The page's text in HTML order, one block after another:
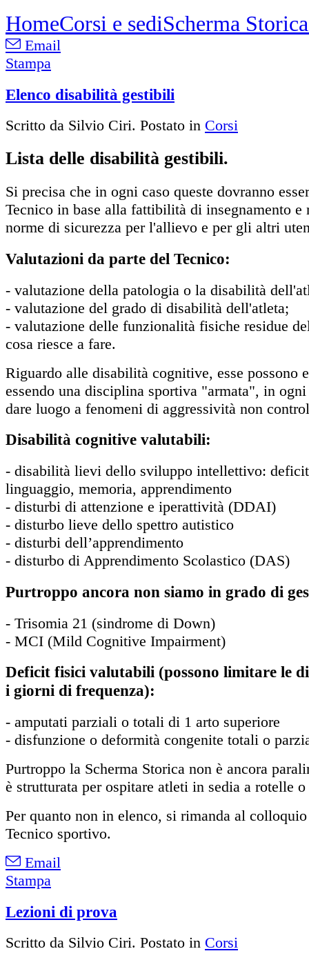
HomeCorsi e sediScherma
Email
Stampa
Elenco disabilità gestibili
Scritto da Silvio Ciri. Postato in Corsi
Lista delle disabilità gestibili.
Si precisa che in ogni caso queste dovranno
Tecnico in base alla fattibilità di insegnamento e
norme di sicurezza per l'allievo e per gli altri
Valutazioni da parte del Tecnico:
- valutazione della patologia o la disabilità
- valutazione del grado di disabilità dell'atleta;
- valutazione delle funzionalità fisiche residue
cosa riesce a fare.
Riguardo alle disabilità cognitive, esse possono
essendo una disciplina sportiva "armata", in ogni
dare luogo a fenomeni di aggressività non
Disabilità cognitive valutabili:
- disabilità lievi dello sviluppo intellettivo:
linguaggio, memoria, apprendimento
- disturbi di attenzione e iperattività (DDAI)
- disturbo lieve dello spettro autistico
- disturbi dell’apprendimento
- disturbo di Apprendimento Scolastico (DAS)
Purtroppo ancora non siamo in grado di
- Trisomia 21 (sindrome di Down)
- MCI (Mild Cognitive Impairment)
Deficit fisici valutabili (possono limitare le
i giorni di frequenza):
- amputati parziali o totali di 1 arto superiore
- disfunzione o deformità congenite totali o
Purtroppo la Scherma Storica non è ancora
è strutturata per ospitare atleti in sedia a rotelle
Per quanto non in elenco, si rimanda al
Tecnico sportivo.
Email
Stampa
Lezioni di prova
Scritto da Silvio Ciri. Postato in Corsi